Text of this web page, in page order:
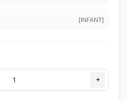
[INFANT]
1 +